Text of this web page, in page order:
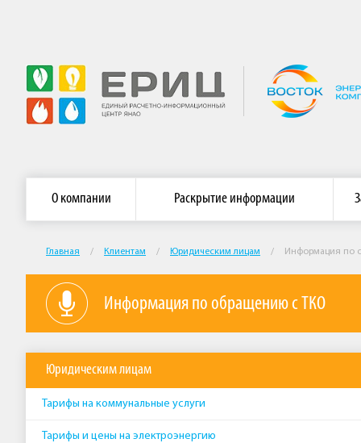
Главная страница АО «ЕРИЦ ЯНАО» Сайт АО
О компании Раскрытие информации
Главная / Клиентам / Юридическим лицам / Информация по
Информация по обращению с ТКО
Юридическим лицам
Тарифы на коммунальные услуги
Тарифы и цены на электроэнергию